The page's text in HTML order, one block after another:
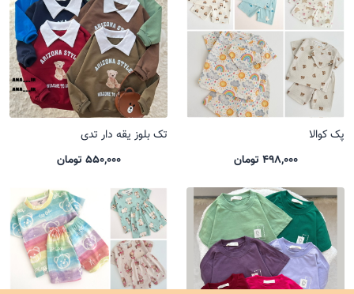
پک کوالا
498,000 تومان
تک بلوز یقه دار تدی
550,000 تومان